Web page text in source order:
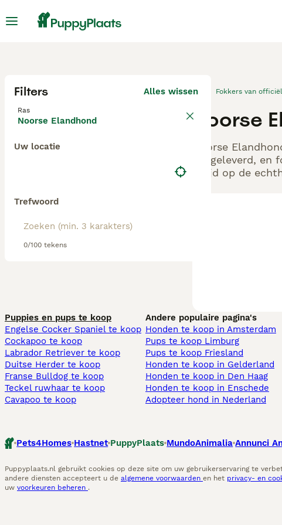
Filters Alles wissen
Ras
Noorse Elandhond
Uw locatie
Trefwoord
0/100 tekens
Fokkers van
Noorse
Noorse
aangeleverd,
altijd op de
Puppies en pups te koop
Engelse Cocker Spaniel te koop
Cockapoo te koop
Labrador Retriever te koop
Duitse Herder te koop
Franse Bulldog te koop
Teckel ruwhaar te koop
Cavapoo te koop
Andere populaire pagina's
Honden te koop in Amsterdam
Pups te koop Limburg​
Pups te koop Friesland​
Honden te koop in Gelderland
Honden te koop in Den Haag
Honden te koop in Enschede
Adopteer hond in Nederland
Pets4Homes Hastnet PuppyPlaats MundoAnimalia Annunci
Puppyplaats.nl gebruikt cookies op deze site om uw gebruikerservaring te
andere diensten accepteert u de algemene voorwaarden en het privacy- en
uw voorkeuren beheren .